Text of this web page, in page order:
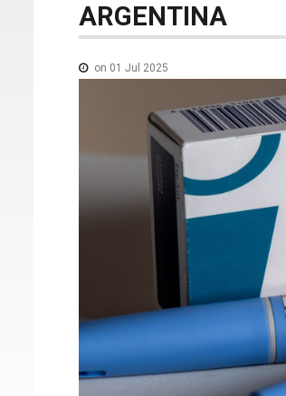
ARGENTINA
on 01 Jul 2025